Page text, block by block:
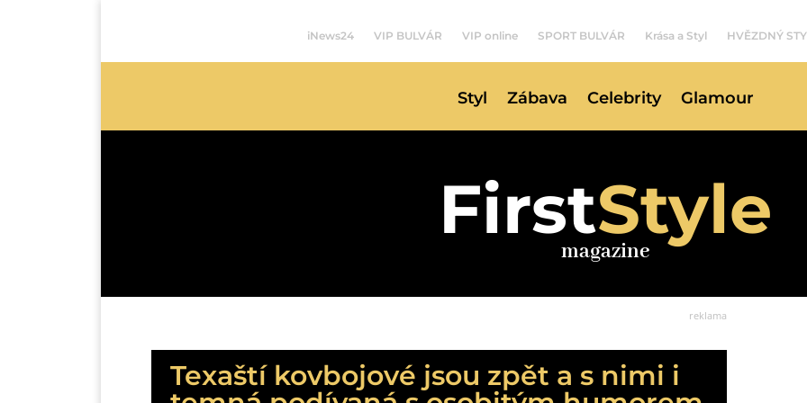
iNews24 VIP BULVÁR VIP online SPORT BULVÁR Krása a Styl HVĚZDNÝ
Styl Zábava Celebrity Glamour
FirstStyle
magazine
reklama
Texaští kovbojové jsou zpět a s nimi i